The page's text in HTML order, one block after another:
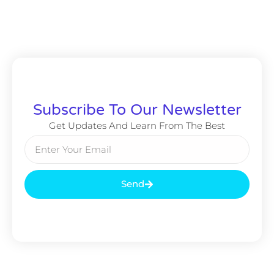
Subscribe To Our Newsletter
Get Updates And Learn From The Best
Send